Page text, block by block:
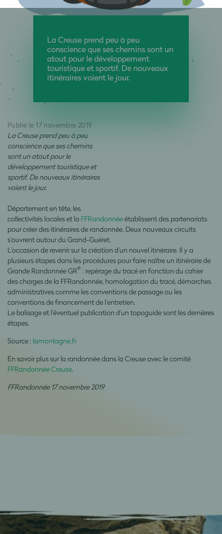
La Creuse prend peu à peu
conscience que ses chemins sont un
atout pour le développement
touristique et sportif. De nouveaux
itinéraires voient le jour.
Publié le 17 novembre 2019
La Creuse prend peu à peu
conscience que ses chemins
sont un atout pour le
développement touristique et
sportif. De nouveaux itinéraires
voient le jour.
Département en tête, les
collectivités locales et la FFRandonnéeétablissent des partenariats
pour créer des itinéraires de randonnée. Deux nouveaux circuits
s’ouvrent autour du Grand-Guéret.
L’occasion de revenir sur la création d’un nouvel itinéraire. Il y a
plusieurs étapes dans les procédures pour faire naître un itinéraire de
Grande Randonnée GR® : repérage du tracé en fonction du cahier
des charges de la FFRandonnée, homologation du tracé, démarches
administratives comme les conventions de passage ou les
conventions de financement de l’entretien.
Le balisage et l’éventuel publication d’un topoguide sont les dernières
étapes.
Source : lamontagne.fr
En savoir plus sur la randonnée dans la Creuse avec le comité
FFRandonnée Creuse.
FFRandonnée 17 novembre 2019